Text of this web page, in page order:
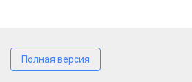
Полная версия